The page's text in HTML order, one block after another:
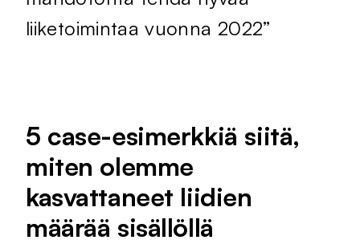
liiketoimintaa vuonna 2022”
5 case-esimerkkiä siitä,
miten olemme
kasvattaneet liidien
määrää sisällöllä